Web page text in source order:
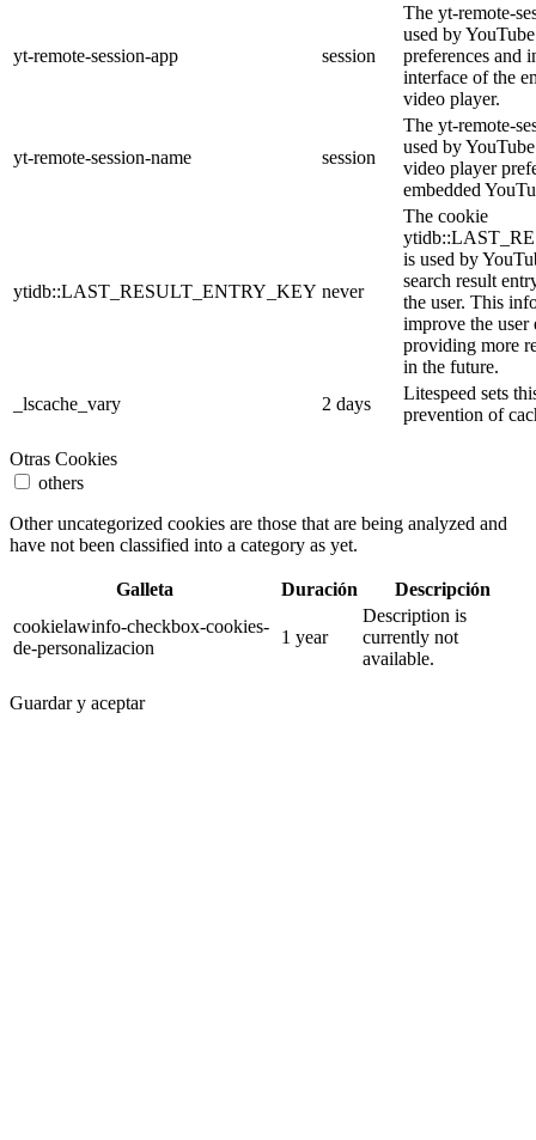
yt-remote-session-app session
The yt-remote-
used by
preferences and
interface of the
video player.
yt-remote-session-name session
The yt-remote-
used by
video player
embedded
ytidb::LAST_RESULT_ENTRY_KEY never
The cookie
is used by
search result
the user. This
improve the user
providing more
in the future.
_lscache_vary
2 days
Litespeed sets
prevention of
Otras Cookies
others
Other uncategorized cookies are those that are being analyzed and
have not been classified into a category as yet.
Galleta Duración
Descripción
cookielawinfo-checkbox-cookies-
de-personalizacion
1 year
Description is
currently not
available.
Guardar y aceptar